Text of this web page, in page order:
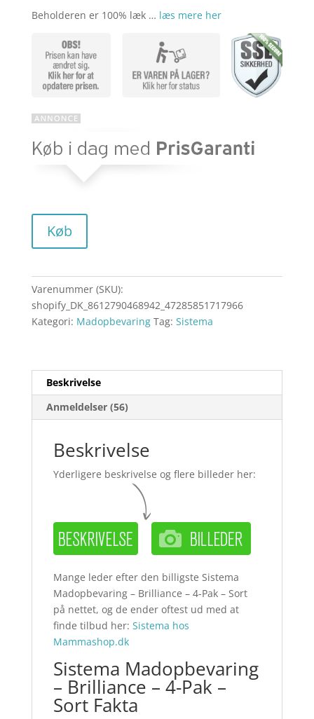
kr.
er:
kr.
Beholderen er 100% læk … læs mere her
Køb
Varenummer (SKU):
shopify_DK_8612790468942_47285851717966
Kategori: Madopbevaring Tag: Sistema
Beskrivelse
Anmeldelser (56)
Beskrivelse
Yderligere beskrivelse og flere billeder her:
Mange leder efter den billigste Sistema
Madopbevaring – Brilliance – 4-Pak – Sort
på nettet, og de ender oftest ud med at
finde tilbud her: Sistema hos
Mammashop.dk
Sistema Madopbevaring
– Brilliance – 4-Pak –
Sort Fakta